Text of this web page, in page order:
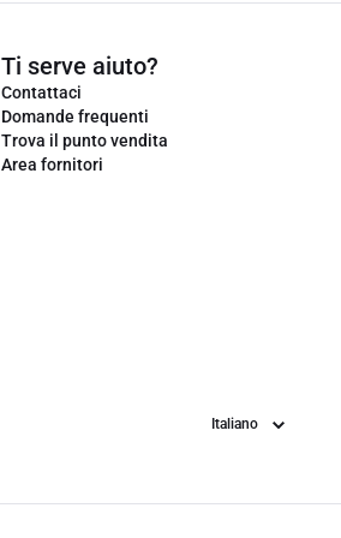
Ti serve aiuto?
Contattaci
Domande frequenti
Trova il punto vendita
Area fornitori
Lingua